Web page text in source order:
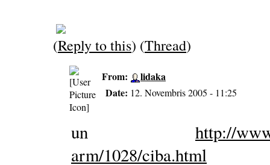
(Reply to this) (Thread)
From:
lidaka
Date: 12. Novembris 2005 - 11:25
un http://
arm/1028/ciba.html